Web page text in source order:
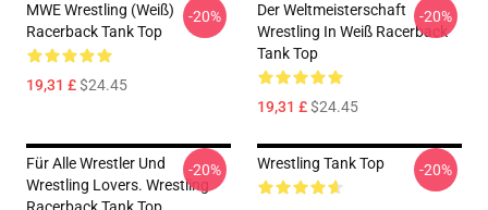
MWE Wrestling (weiß)
Racerback Tank Top
19,31 £$24.45
-20%
Der Weltmeisterschaft
Wrestling In Weiß Racerback
Tank Top
19,31 £$24.45
-20%
Für Alle Wrestler Und
Wrestling Lovers. Wrestling
-20% Wrestling Tank Top -20%